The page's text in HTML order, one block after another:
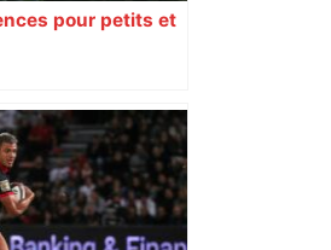
pour petits et